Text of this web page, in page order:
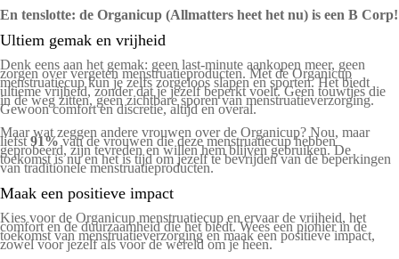
En tenslotte: de Organicup (Allmatters heet het nu) is een B Corp!
Ultiem gemak en vrijheid
Denk eens aan het gemak: geen last-minute aankopen meer, geen
zorgen over vergeten menstruatieproducten. Met de Organicup
menstruatiecup kun je zelfs zorgeloos slapen en sporten. Het biedt
ultieme vrijheid, zonder dat je jezelf beperkt voelt. Geen touwtjes die
in de weg zitten, geen zichtbare sporen van menstruatieverzorging.
Gewoon comfort en discretie, altijd en overal.
Maar wat zeggen andere vrouwen over de Organicup? Nou, maar
liefst91%van de vrouwen die deze menstruatiecup hebben
geprobeerd, zijn tevreden en willen hem blijven gebruiken. De
toekomst is nu en het is tijd om jezelf te bevrijden van de beperkingen
van traditionele menstruatieproducten.
Maak een positieve impact
Kies voor de Organicup menstruatiecup en ervaar de vrijheid, het
comfort en de duurzaamheid die het biedt. Wees een pionier in de
toekomst van menstruatieverzorging en maak een positieve impact,
zowel voor jezelf als voor de wereld om je heen.